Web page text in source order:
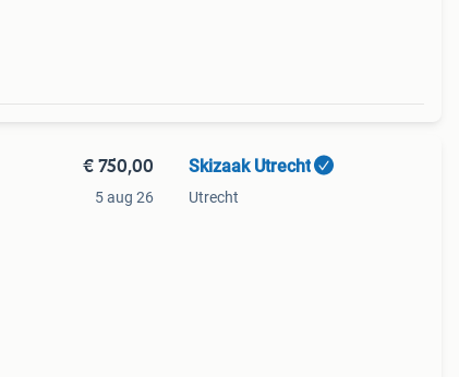
€ 750,00
5 aug 26
Skizaak Utrecht
Utrecht